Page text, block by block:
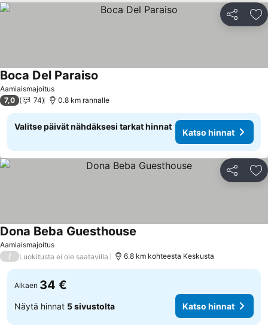
Jaa
Aamiaismajoitus
Boca Del Paraiso
7,0 74 0.8 km rannalle
Valitse päivät nähdäksesi tarkat hinnat
Katso hinnat
Jaa
Aamiaismajoitus
Dona Beba Guesthouse
/ Luokitusta ei ole saatavilla 6.8 km kohteesta Keskusta
Alkaen 34 €
Näytä hinnat 5 sivustolta Katso hinnat